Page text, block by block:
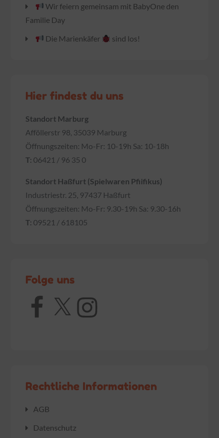
Wir feiern gemeinsam mit BabyOne den
Familie Day
Die Marienkäfer
sind los!
Hier findest du uns
Standort Marburg
Afföllerstr 98, 35039 Marburg
Öffnungszeiten: Mo-Fr: 10-19h Sa: 10-18h
T: 06421 / 96 35 0
Standort Haßfurt (Spielwaren Pfiifikus)
Industriestr. 25, 97437 Haßfurt
Öffnungszeiten: Mo-Fr: 9.30-19h Sa: 9.30-16h
T: 09521 / 618105
Folge uns
Facebook
X Instagram
Rechtliche Informationen
AGB
Datenschutz